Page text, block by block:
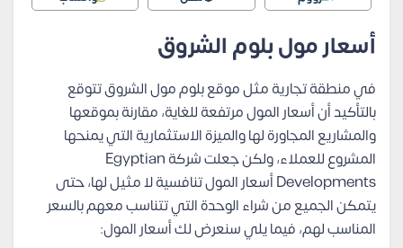
أسعار مول بلوم الشروق
في منطقة تجارية مثل موقع بلوم مول الشروق تتوقع
بالتأكيد أن أسعار المول مرتفعة للغاية، مقارنة بموقعها
والمشاريع المجاورة لها والميزة الاستثمارية التي يمنحها
المشروع للعملاء، ولكن جعلت شركة Egyptian
Developments أسعار المول تنافسية لا مثيل لها، حتى
يتمكن الجميع من شراء الوحدة التي تتناسب معهم بالسعر
المناسب لهم، فيما يلي سنعرض لك أسعار المول: